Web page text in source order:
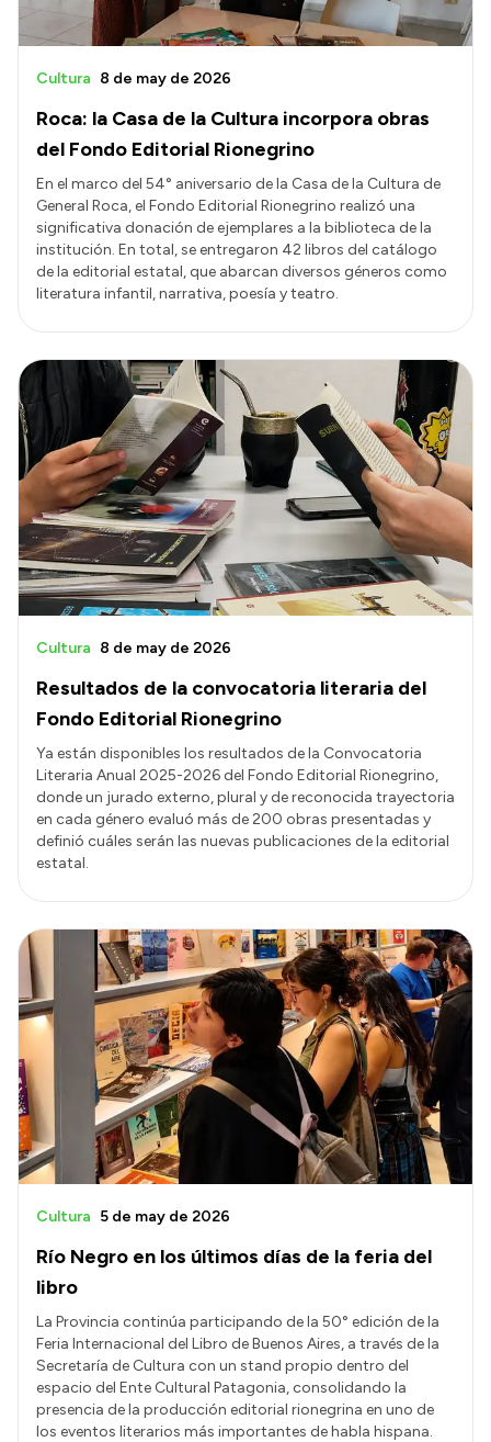
Roca: la Casa de la Cultura incorpora obras
del Fondo Editorial Rionegrino
Cultura 8 de may de 2026
En el marco del 54° aniversario de la Casa de la Cultura de
General Roca, el Fondo Editorial Rionegrino realizó una
significativa donación de ejemplares a la biblioteca de la
institución. En total, se entregaron 42 libros del catálogo
de la editorial estatal, que abarcan diversos géneros como
literatura infantil, narrativa, poesía y teatro.
Resultados de la convocatoria literaria del
Fondo Editorial Rionegrino
Cultura 8 de may de 2026
Ya están disponibles los resultados de la Convocatoria
Literaria Anual 2025-2026 del Fondo Editorial Rionegrino,
donde un jurado externo, plural y de reconocida trayectoria
en cada género evaluó más de 200 obras presentadas y
definió cuáles serán las nuevas publicaciones de la editorial
estatal.
Río Negro en los últimos días de la feria del
libro
Cultura 5 de may de 2026
La Provincia continúa participando de la 50° edición de la
Feria Internacional del Libro de Buenos Aires, a través de la
Secretaría de Cultura con un stand propio dentro del
espacio del Ente Cultural Patagonia, consolidando la
presencia de la producción editorial rionegrina en uno de
los eventos literarios más importantes de habla hispana.